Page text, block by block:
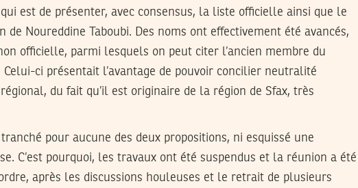
est de présenter, avec consensus, la liste officielle ainsi que le
de Noureddine Taboubi. Des noms ont effectivement été avancés,
officielle, parmi lesquels on peut citer l’ancien membre du
ci présentait l’avantage de pouvoir concilier neutralité
du fait qu’il est originaire de la région de Sfax, très
pour aucune des deux propositions, ni esquissé une
C’est pourquoi, les travaux ont été suspendus et la réunion a été
après les discussions houleuses et le retrait de plusieurs